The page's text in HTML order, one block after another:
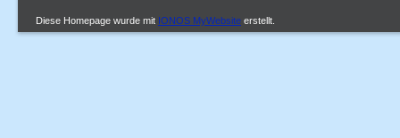
Diese Homepage wurde mit IONOS MyWebsite erstellt.